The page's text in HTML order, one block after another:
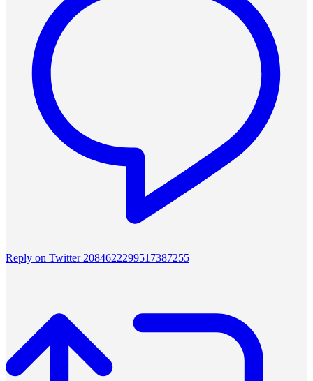
Reply on Twitter 2084622299517387255